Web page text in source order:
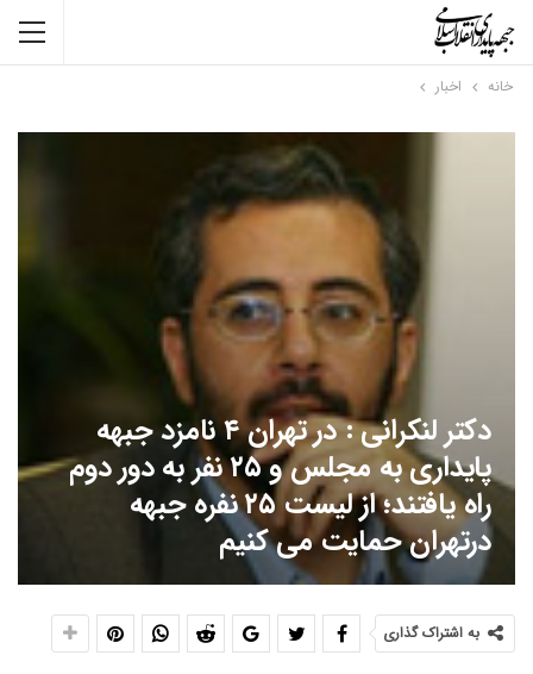
خانه اخبار
دکتر لنکرانی : در تهران ۴ نامزد جبهه
پایداری به مجلس و ۲۵ نفر به دور دوم
راه یافتند؛ از لیست ۲۵ نفره جبهه
درتهران حمایت می کنیم
به اشتراک گذاری